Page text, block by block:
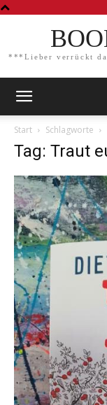
***Lieber verrückt
Start Schlagworte
Tag: Traut